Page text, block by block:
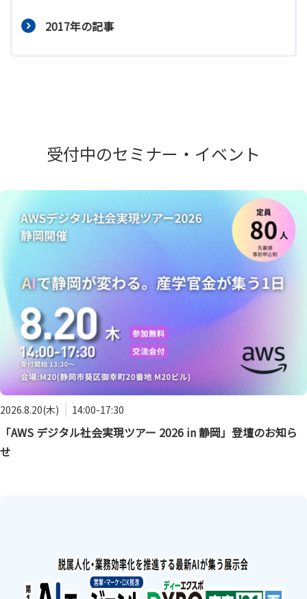
2017年の記事
受付中のセミナー・イベント
2026.8.20(木) 14:00-17:30
「AWS デジタル社会実現ツアー 2026 in 静岡」登壇のお知ら
せ